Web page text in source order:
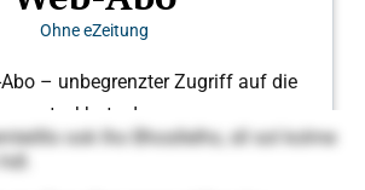
ook lho Bhosllelhs, sll sol kolme